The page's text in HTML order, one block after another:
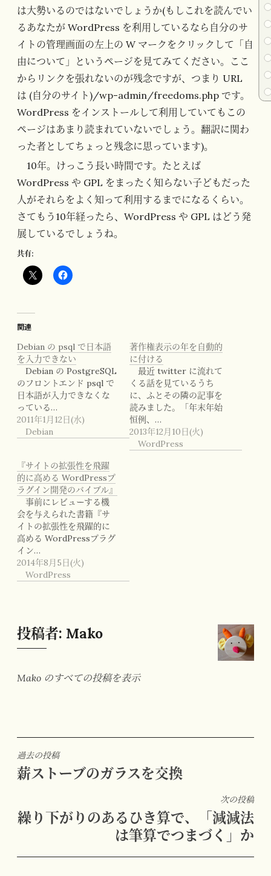
は大勢いるのではないでしょうか(もしこれを読んでい
るあなたが WordPress を利用しているなら自分のサ
イトの管理画面の左上の W マークをクリックして「自
由について」というページを見てみてください。ここ
からリンクを張れないのが残念ですが、つまり URL
は (自分のサイト)/wp-admin/freedoms.php です。
WordPress をインストールして利用していてもこの
ページはあまり読まれていないでしょう。翻訳に関わ
った者としてちょっと残念に思っています)。
10年。けっこう長い時間です。たとえば
WordPress や GPL をまったく知らない子どもだった
人がそれらをよく知って利用するまでになるくらい。
さてもう10年経ったら、WordPress や GPL はどう発
展しているでしょうね。
共有:
関連
Debian の psql で日本語
を入力できない
Debian の PostgreSQL
のフロントエンド psql で
日本語が入力できなくな
っている…
2011年1月12日(水)
Debian
著作権表示の年を自動的
に付ける
最近 twitter に流れて
くる話を見ているうち
に、ふとその隣の記事を
読みました。「年末年始
恒例、…
2013年12月10日(火)
WordPress
『サイトの拡張性を飛躍
的に高める WordPressプ
ラグイン開発のバイブル』
事前にレビューする機
会を与えられた書籍『サ
イトの拡張性を飛躍的に
高める WordPressプラグ
イン…
2014年8月5日(火)
WordPress
投稿者: Mako
Mako のすべての投稿を表示
投
稿
ビ
ゲ
過去の投稿
薪ストーブのガラスを交換
次の投稿
繰り下がりのあるひき算で、「減減法
は筆算でつまづく」か